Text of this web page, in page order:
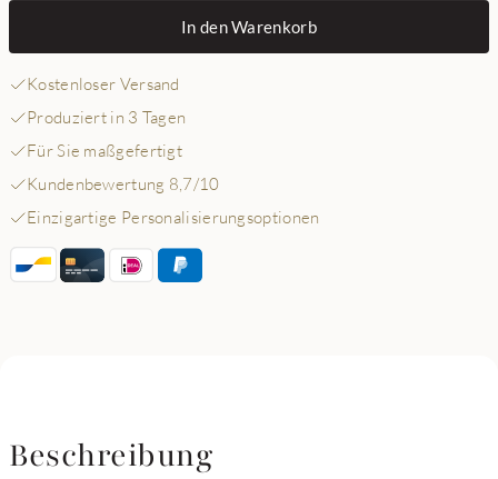
In den Warenkorb
Kostenloser Versand
Produziert in 3 Tagen
Für Sie maßgefertigt
Kundenbewertung 8,7/10
Einzigartige Personalisierungsoptionen
Beschreibung